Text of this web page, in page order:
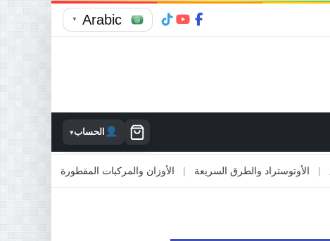
Arabic
▼
الحساب▾
الأوتوستراد والطرق السريعة | الأوزان والمركبات المقطورة |